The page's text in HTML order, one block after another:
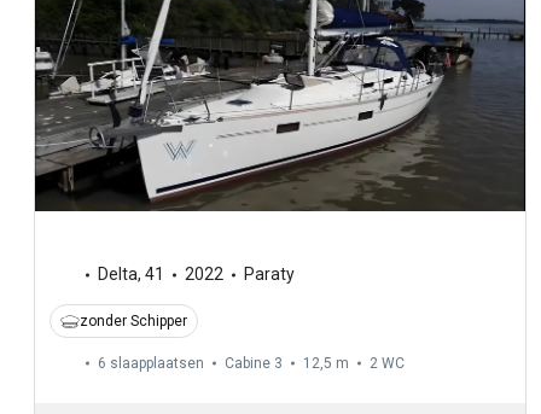
Delta, 41 2022 Paraty
zonder Schipper
6 slaapplaatsen Cabine 3 12,5 m 2 WC